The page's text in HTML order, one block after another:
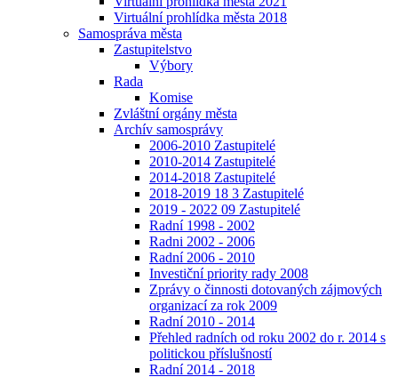
Virtuální prohlídka města 2018
Samospráva města
Zastupitelstvo
Výbory
Rada
Komise
Zvláštní orgány města
Archív samosprávy
2006-2010 Zastupitelé
2010-2014 Zastupitelé
2014-2018 Zastupitelé
2018-2019 18 3 Zastupitelé
2019 - 2022 09 Zastupitelé
Radní 1998 - 2002
Radni 2002 - 2006
Radní 2006 - 2010
Investiční priority rady 2008
Zprávy o činnosti dotovaných zájmových
organizací za rok 2009
Radní 2010 - 2014
Přehled radních od roku 2002 do r. 2014 s
politickou příslušností
Radní 2014 - 2018